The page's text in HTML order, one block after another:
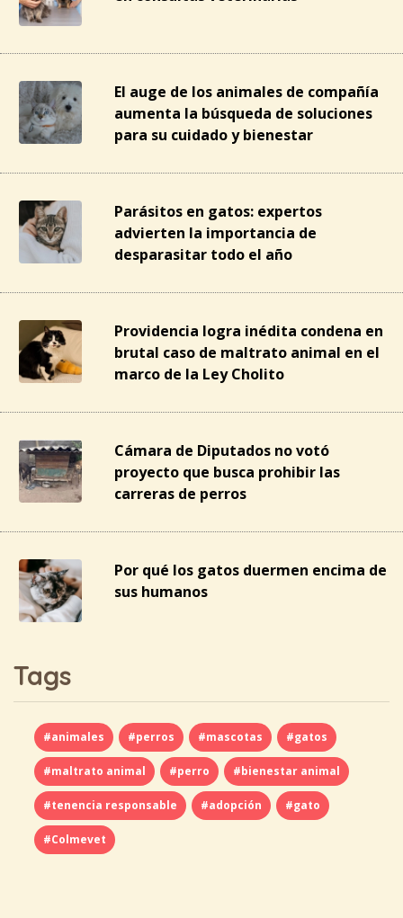
El auge de los animales de compañía
aumenta la búsqueda de soluciones
para su cuidado y bienestar
Parásitos en gatos: expertos
advierten la importancia de
desparasitar todo el año
Providencia logra inédita condena en
brutal caso de maltrato animal en el
marco de la Ley Cholito
Cámara de Diputados no votó
proyecto que busca prohibir las
carreras de perros
Por qué los gatos duermen encima de
sus humanos
Tags
#animales #perros #mascotas #gatos
#maltrato animal #perro #bienestar animal
#tenencia responsable #adopción #gato
#Colmevet